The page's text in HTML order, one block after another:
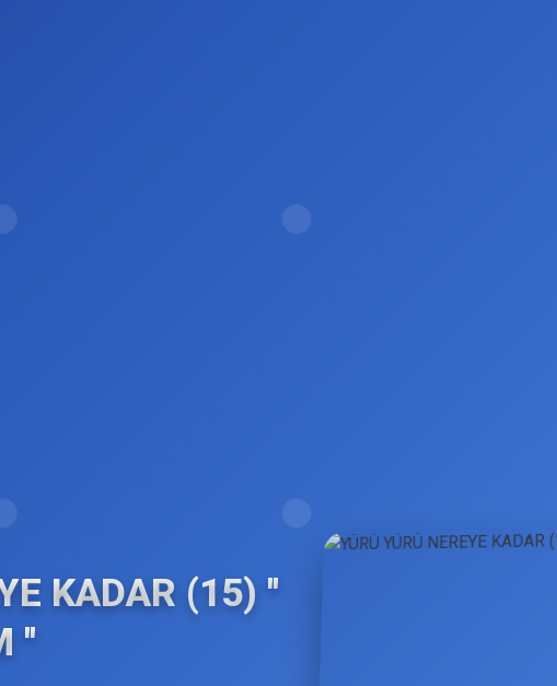
KADAR (15) ''
''